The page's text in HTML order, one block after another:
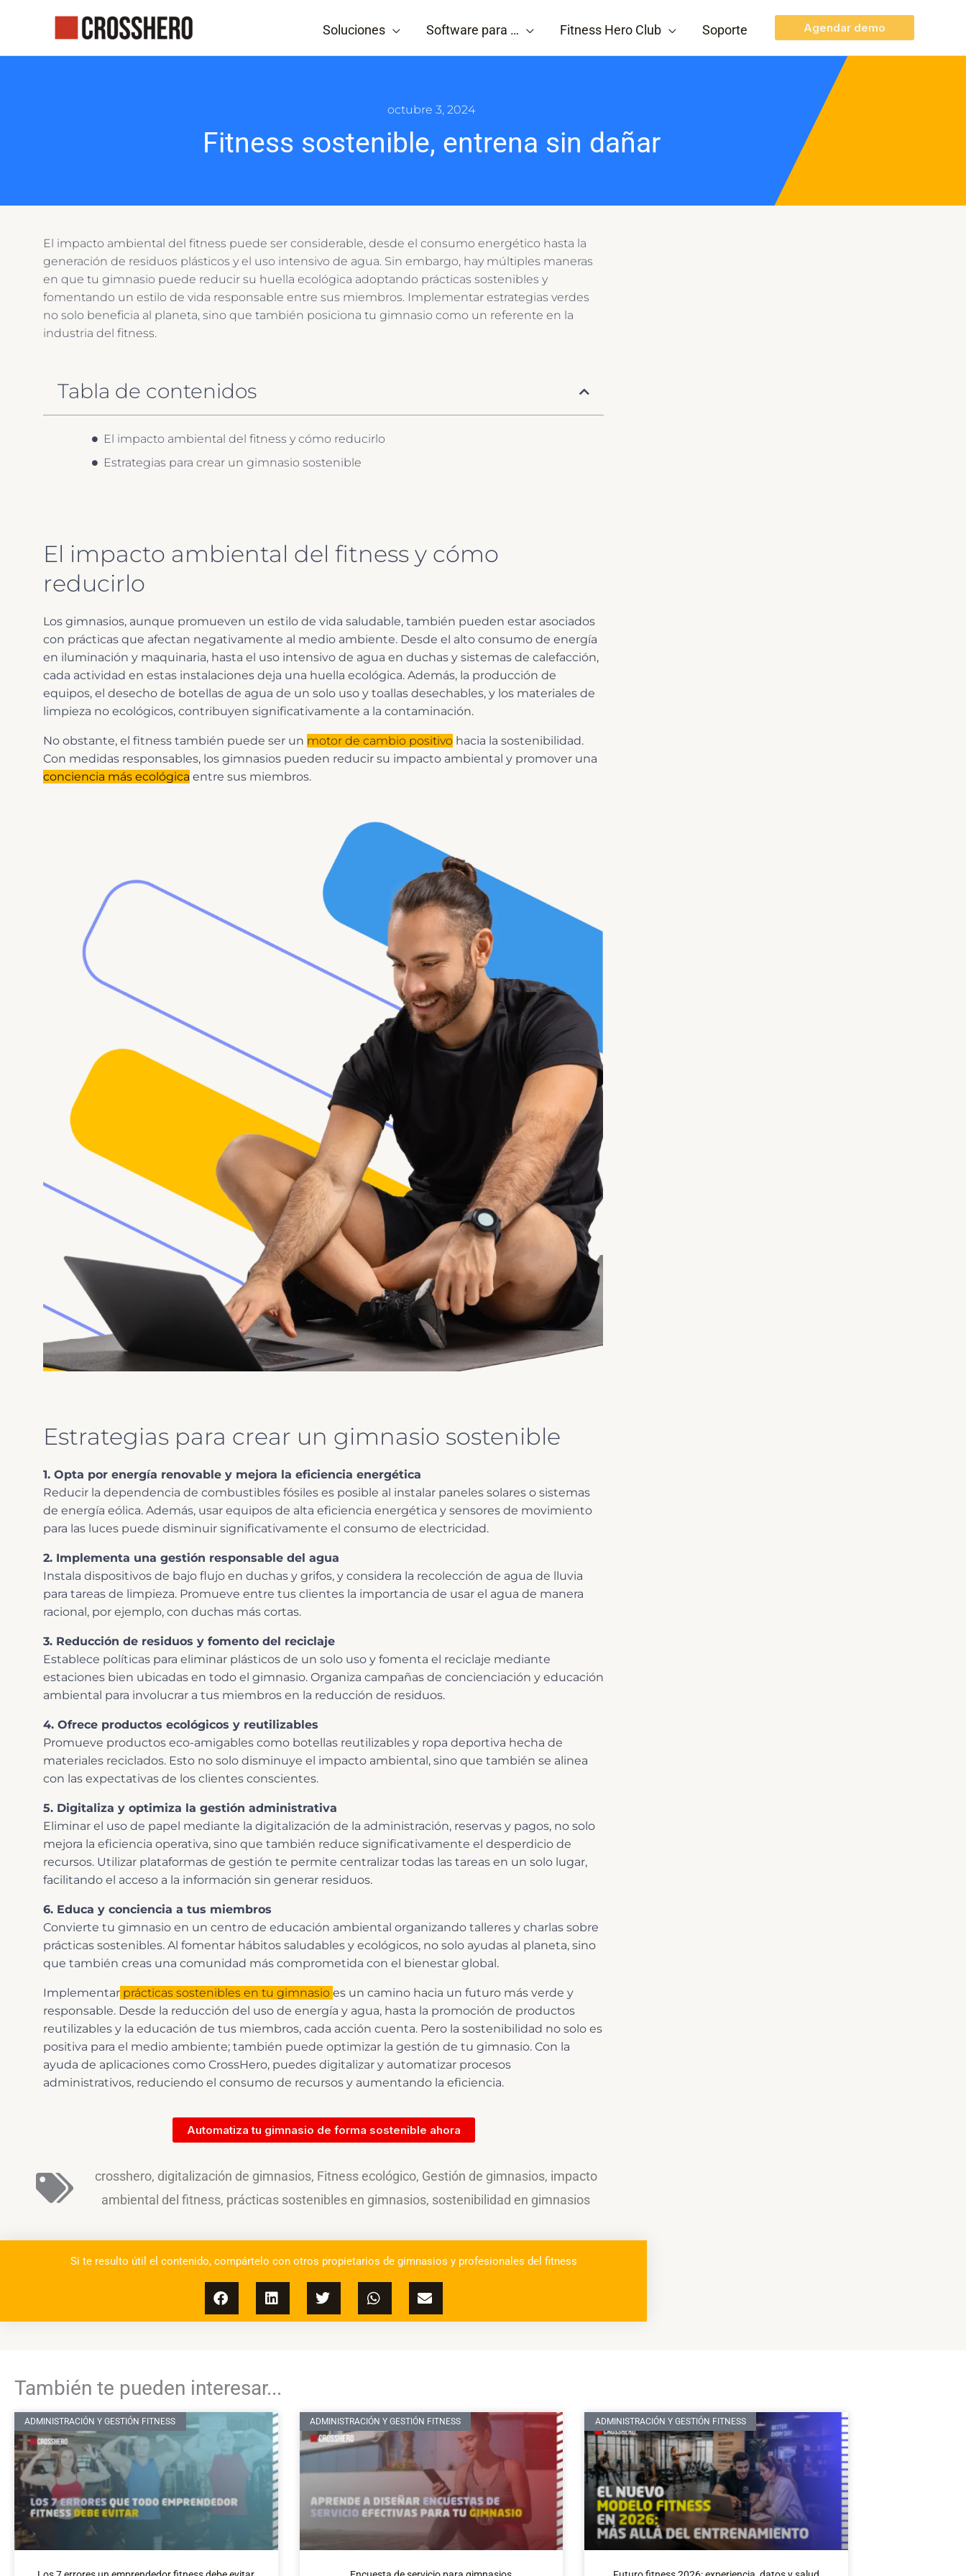
contenido
Soluciones Software para … Fitness Hero Club Soporte Agendar demo
octubre 3, 2024
Fitness sostenible, entrena sin dañar
El impacto ambiental del fitness puede ser considerable, desde el consumo energético hasta la
generación de residuos plásticos y el uso intensivo de agua. Sin embargo, hay múltiples maneras
en que tu gimnasio puede reducir su huella ecológica adoptando prácticas sostenibles y
fomentando un estilo de vida responsable entre sus miembros. Implementar estrategias verdes
no solo beneficia al planeta, sino que también posiciona tu gimnasio como un referente en la
industria del fitness.
Tabla de contenidos
El impacto ambiental del fitness y cómo reducirlo
Estrategias para crear un gimnasio sostenible
El impacto ambiental del fitness y cómo
reducirlo
Los gimnasios, aunque promueven un estilo de vida saludable, también pueden estar asociados
con prácticas que afectan negativamente al medio ambiente. Desde el alto consumo de energía
en iluminación y maquinaria, hasta el uso intensivo de agua en duchas y sistemas de calefacción,
cada actividad en estas instalaciones deja una huella ecológica. Además, la producción de
equipos, el desecho de botellas de agua de un solo uso y toallas desechables, y los materiales de
limpieza no ecológicos, contribuyen significativamente a la contaminación.
No obstante, el fitness también puede ser un motor de cambio positivo hacia la sostenibilidad.
Con medidas responsables, los gimnasios pueden reducir su impacto ambiental y promover una
conciencia más ecológica entre sus miembros.
Estrategias para crear un gimnasio sostenible
1. Opta por energía renovable y mejora la eficiencia energética
Reducir la dependencia de combustibles fósiles es posible al instalar paneles solares o sistemas
de energía eólica. Además, usar equipos de alta eficiencia energética y sensores de movimiento
para las luces puede disminuir significativamente el consumo de electricidad.
2. Implementa una gestión responsable del agua
Instala dispositivos de bajo flujo en duchas y grifos, y considera la recolección de agua de lluvia
para tareas de limpieza. Promueve entre tus clientes la importancia de usar el agua de manera
racional, por ejemplo, con duchas más cortas.
3. Reducción de residuos y fomento del reciclaje
Establece políticas para eliminar plásticos de un solo uso y fomenta el reciclaje mediante
estaciones bien ubicadas en todo el gimnasio. Organiza campañas de concienciación y educación
ambiental para involucrar a tus miembros en la reducción de residuos.
4. Ofrece productos ecológicos y reutilizables
Promueve productos eco-amigables como botellas reutilizables y ropa deportiva hecha de
materiales reciclados. Esto no solo disminuye el impacto ambiental, sino que también se alinea
con las expectativas de los clientes conscientes.
5. Digitaliza y optimiza la gestión administrativa
Eliminar el uso de papel mediante la digitalización de la administración, reservas y pagos, no solo
mejora la eficiencia operativa, sino que también reduce significativamente el desperdicio de
recursos. Utilizar plataformas de gestión te permite centralizar todas las tareas en un solo lugar,
facilitando el acceso a la información sin generar residuos.
6. Educa y conciencia a tus miembros
Convierte tu gimnasio en un centro de educación ambiental organizando talleres y charlas sobre
prácticas sostenibles. Al fomentar hábitos saludables y ecológicos, no solo ayudas al planeta, sino
que también creas una comunidad más comprometida con el bienestar global.
Implementar prácticas sostenibles en tu gimnasio es un camino hacia un futuro más verde y
responsable. Desde la reducción del uso de energía y agua, hasta la promoción de productos
reutilizables y la educación de tus miembros, cada acción cuenta. Pero la sostenibilidad no solo es
positiva para el medio ambiente; también puede optimizar la gestión de tu gimnasio. Con la
ayuda de aplicaciones como CrossHero, puedes digitalizar y automatizar procesos
administrativos, reduciendo el consumo de recursos y aumentando la eficiencia.
Automatiza tu gimnasio de forma sostenible ahora
crosshero, digitalización de gimnasios, Fitness ecológico, Gestión de gimnasios, impacto
ambiental del fitness, prácticas sostenibles en gimnasios, sostenibilidad en gimnasios
Si te resulto útil el contenido, compártelo con otros propietarios de gimnasios y profesionales del fitness
También te pueden interesar...
ADMINISTRACIÓN Y GESTIÓN FITNESS ADMINISTRACIÓN Y GESTIÓN FITNESS ADMINISTRACIÓN Y GESTIÓN FITNESS